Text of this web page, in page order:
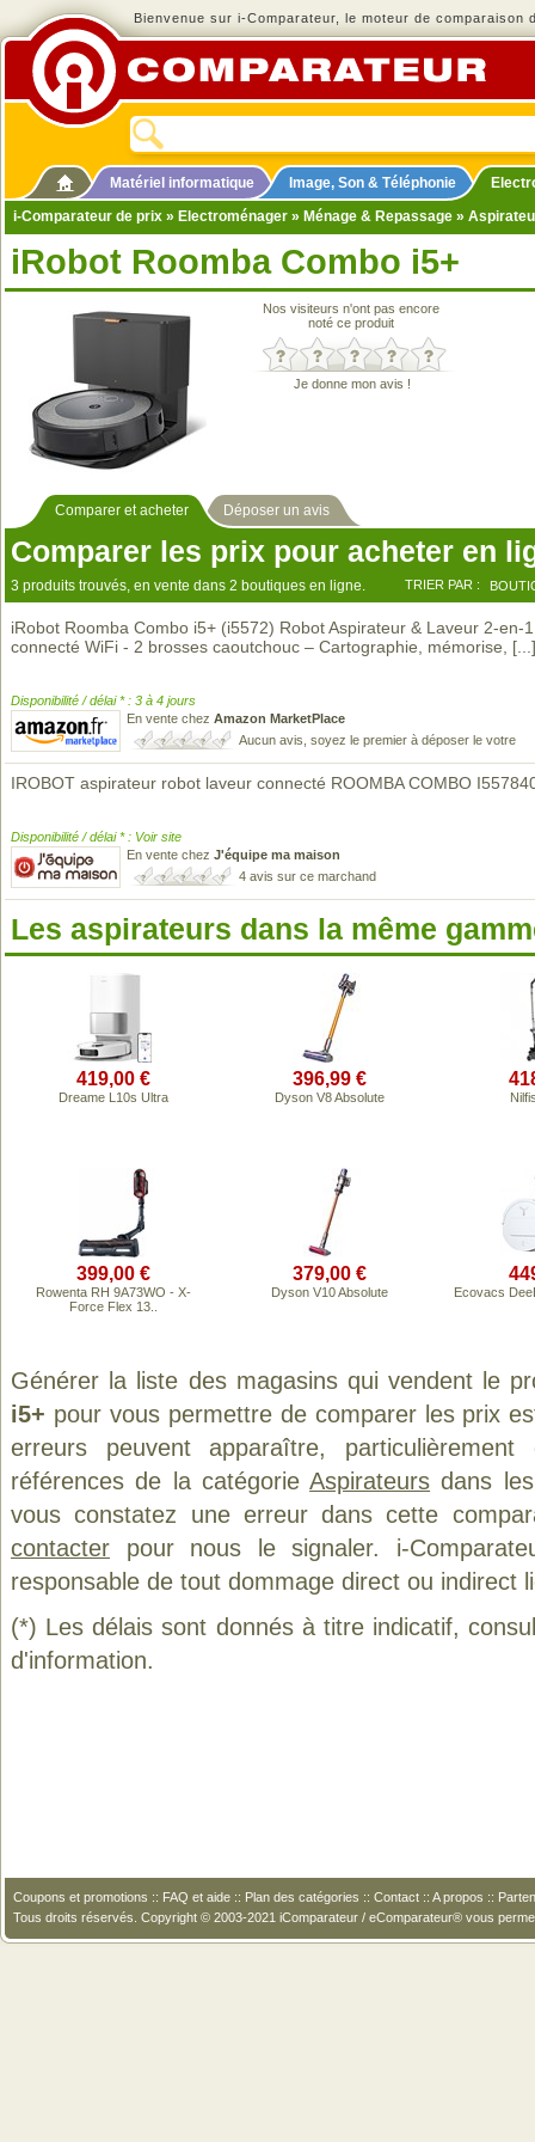
Bienvenue sur i-Comparateur, le moteur de comparaison
Matériel informatique Image, Son & Téléphonie
i-Comparateur de prix » Electroménager » Ménage & Repassage »
iRobot Roomba Combo i5+
Nos visiteurs n'ont pas encore
noté ce produit
Je donne mon avis !
Comparer et acheter Déposer un avis
Comparer les prix pour acheter en
3 produits trouvés, en vente dans 2 boutiques en ligne. TRIER PAR :
iRobot Roomba Combo i5+ (i5572) Robot Aspirateur & Laveur 2-en-
connecté WiFi - 2 brosses caoutchouc – Cartographie, mémorise, [...]
Disponibilité / délai * : 3 à 4 jours
En vente chez Amazon MarketPlace
Aucun avis, soyez le premier à déposer le votre
IROBOT aspirateur robot laveur connecté ROOMBA COMBO
Disponibilité / délai * : Voir site
En vente chez J'équipe ma maison
4 avis sur ce marchand
Les aspirateurs dans la même
419,00 €
Dreame L10s Ultra
396,99 €
Dyson V8 Absolute
399,00 €
Rowenta RH 9A73WO - X-
Force Flex 13..
379,00 €
Dyson V10 Absolute Ecovacs
Générer la liste des magasins qui vendent le
i5+ pour vous permettre de comparer les prix
erreurs peuvent apparaître,
références de la catégorieAspirateurs dans
vous constatez une erreur dans cette
contacter pour nous le signaler. i-
responsable de tout dommage direct ou indirect
(*) Les délais sont donnés à titre indicatif,
d'information.
Coupons et promotions :: FAQ et aide :: Plan des catégories :: Contact :: A propos ::
Tous droits réservés. Copyright © 2003-2021 iComparateur / eComparateur® vous